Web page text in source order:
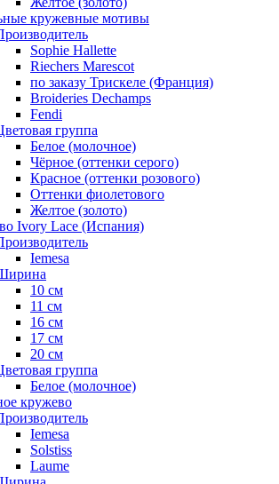
кружевные мотивы
Sophie Hallette
Riechers Marescot
по заказу Трискеле (Франция)
Broideries Dechamps
Fendi
группа
Белое (молочное)
Чёрное (оттенки серого)
Красное (оттенки розового)
Оттенки фиолетового
Желтое (золото)
Ivory Lace (Испания)
Iemesa
10 см
11 см
16 см
17 см
20 см
группа
Белое (молочное)
кружево
Iemesa
Solstiss
Laume